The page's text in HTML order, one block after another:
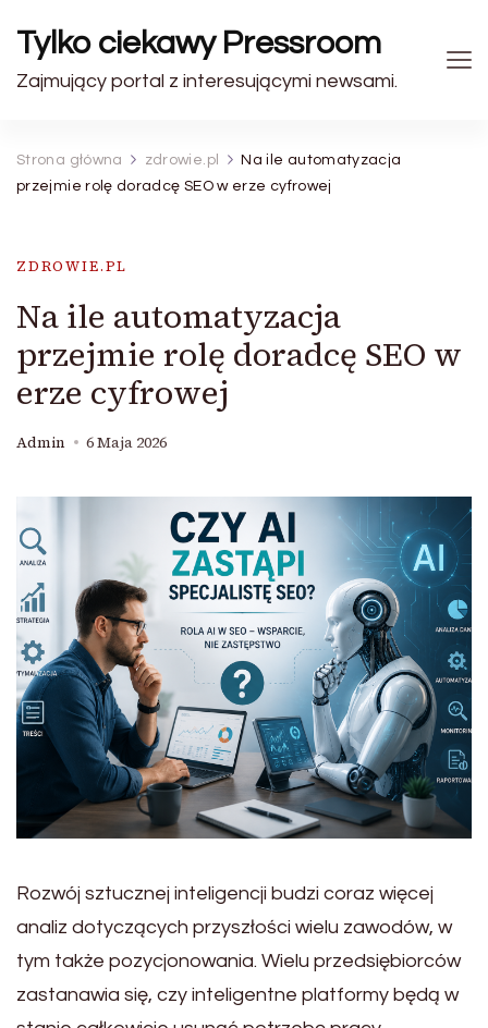
Tylko ciekawy Pressroom
Zajmujący portal z interesującymi newsami.
Strona główna zdrowie.pl
Na ile automatyzacja
przejmie rolę doradcę SEO w erze cyfrowej
ZDROWIE.PL
Na ile automatyzacja
przejmie rolę doradcę SEO w
erze cyfrowej
Admin 6 Maja 2026
Rozwój sztucznej inteligencji budzi coraz więcej
analiz dotyczących przyszłości wielu zawodów, w
tym także pozycjonowania. Wielu przedsiębiorców
zastanawia się, czy inteligentne platformy będą w